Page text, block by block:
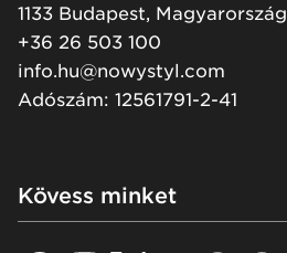
1133 Budapest, Magyarország
+36 26 503 100
info.hu@nowystyl.com
Adószám: 12561791-2-41
Kövess minket